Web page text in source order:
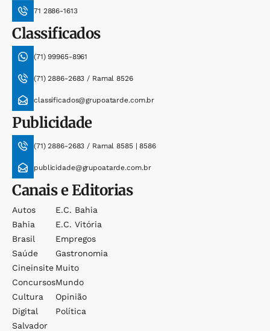
71 2886-1613
Classificados
(71) 99965-8961
(71) 2886-2683 / Ramal 8526
classificados@grupoatarde.com.br
Publicidade
(71) 2886-2683 / Ramal 8585 | 8586
publicidade@grupoatarde.com.br
Canais e Editorias
Autos
Bahia
Brasil
Saúde
Cineinsite
Concursos
Cultura
Digital
Salvador
E.c. Bahia
E.c. Vitória
Empregos
Gastronomia
Muito
Mundo
Opinião
Política